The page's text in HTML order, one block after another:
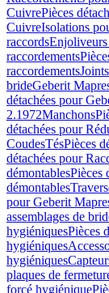
CuivrePièces
CuivreIsolations
raccords
raccordements
raccordements
brideGeberit
détachées pour
2.1972Manchons
détachées pour
CoudesTésPièces
détachées pour
démontablesPièces
démontables
pour Geberit
assemblages de
hygiéniquesPièces
hygiéniques
hygiéniques
plaques de
forcé hygiénique